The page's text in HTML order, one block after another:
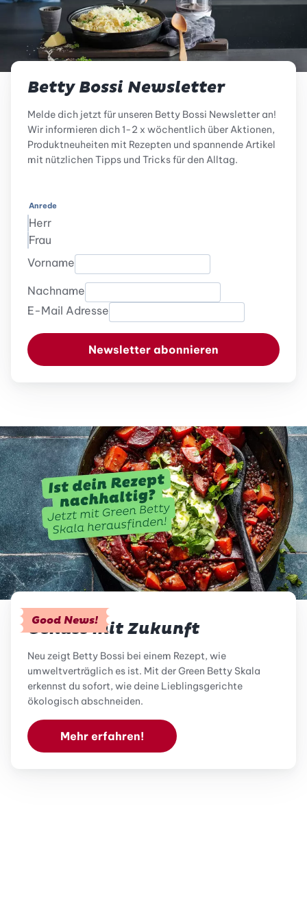
Betty Bossi Newsletter
Melde dich jetzt für unseren Betty Bossi Newsletter an!
Wir informieren dich 1-2 x wöchentlich über Aktionen,
Produktneuheiten mit Rezepten und spannende Artikel
mit nützlichen Tipps und Tricks für den Alltag.
Anrede
Herr
Frau
Vorname
Nachname
E-Mail Adresse
Newsletter abonnieren
Good News!
Genuss mit Zukunft
Neu zeigt Betty Bossi bei einem Rezept, wie
umweltverträglich es ist. Mit der Green Betty Skala
erkennst du sofort, wie deine Lieblingsgerichte
ökologisch abschneiden.
Mehr erfahren!